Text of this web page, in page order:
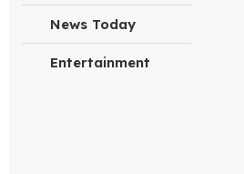
News Today
Entertainment